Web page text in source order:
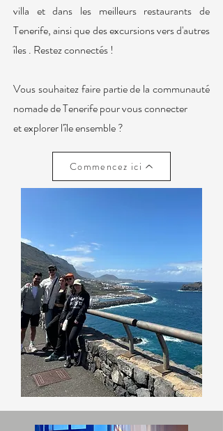
villa et dans les meilleurs restaurants de
Tenerife, ainsi quedes excursions vers d'autres
îles. Restez connectés !
Vous souhaitez faire partie de la communauté
nomade de Tenerife pour vous connecter
et explorer l'île ensemble ?
Commencez ici